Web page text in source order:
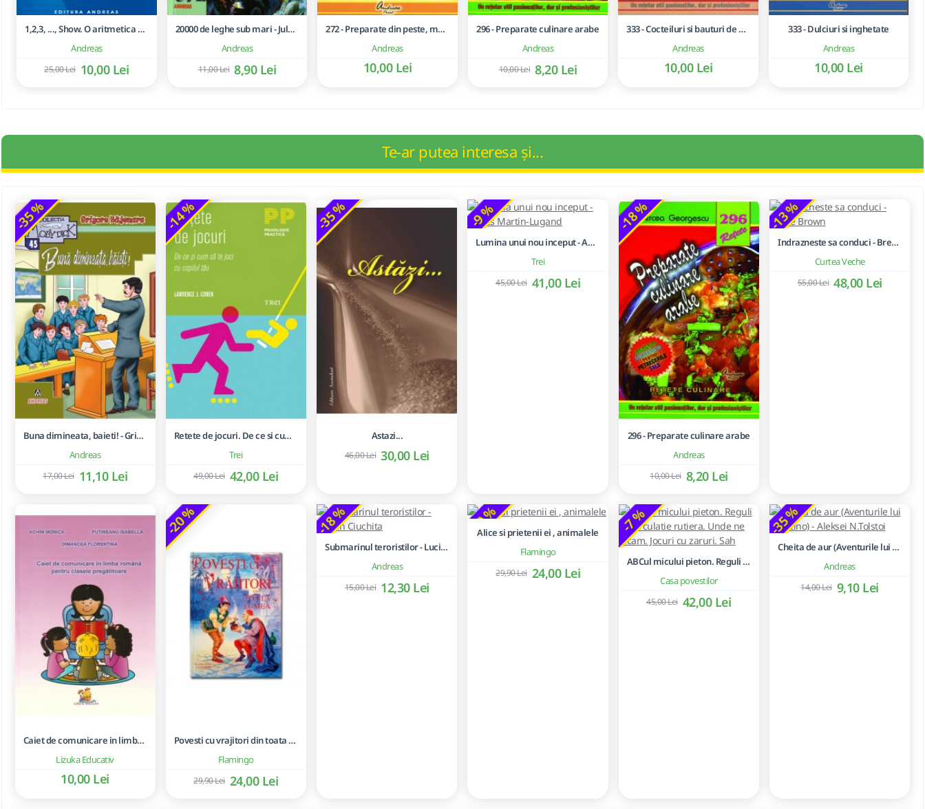
Andreas
1,2,3, ..., Show. O aritmetica emotionala, o poezie a matematicii - Ioan Dancila
10,00 Lei
25,00 Lei
Andreas
20000 de leghe sub mari - Jules Verne
8,90 Lei
11,00 Lei
Andreas
272 - Preparate din peste, moluste si crustacee
10,00 Lei
Andreas
296 - Preparate culinare arabe
8,20 Lei
10,00 Lei
Andreas
333 - Cocteiluri si bauturi de casa
10,00 Lei
Andreas
333 - Dulciuri si inghetate
10,00 Lei
Te-ar putea interesa și...
-35 %
Andreas
Buna dimineata, baieti! - Grigore Bajenaru
11,10 Lei
17,00 Lei
-14 %
Trei
Retete de jocuri. De ce si cum sa te joci cu copilul tau - Lawrence J. Cohen
42,00 Lei
49,00 Lei
-35 %
Astazi...
30,00 Lei
46,00 Lei
-9 %
Trei
Lumina unui nou inceput - Agnès Martin-Lugand
41,00 Lei
45,00 Lei
-18 %
Andreas
296 - Preparate culinare arabe
8,20 Lei
10,00 Lei
-13 %
Curtea Veche
Indrazneste sa conduci - Brene Brown
48,00 Lei
55,00 Lei
Lizuka Educativ
Caiet de comunicare in limba romana pentru clasele pregatitoare - Achim Monica, Dimancea Florentina, Putineanu Isabella
10,00 Lei
-20 %
Flamingo
Povesti cu vrajitori din toata lumea
24,00 Lei
29,90 Lei
-18 %
Andreas
Submarinul teroristilor - Lucian Ciuchita
12,30 Lei
15,00 Lei
-20 %
Flamingo
Alice si prietenii ei , animalele
24,00 Lei
29,90 Lei
-7 %
Casa povestilor
ABCul micului pieton. Reguli de circulatie rutiera. Unde ne jucam. Jocuri cu zaruri. Sah
42,00 Lei
45,00 Lei
-35 %
Andreas
Cheita de aur (Aventurile lui Buratino) - Aleksei N.Tolstoi
9,10 Lei
14,00 Lei